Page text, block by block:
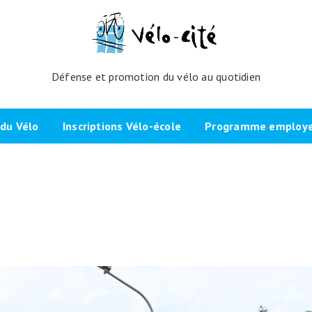
Défense et promotion du vélo au quotidien
Signer la page de soutien
Les candidat.e.s engagé.e.s
Vélo Inscriptions Vélo-école
Scolaires
Programme